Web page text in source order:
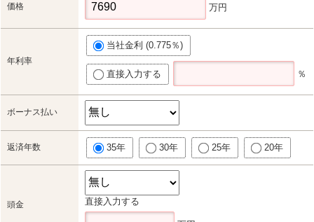
価格 万円
年利率
当社金利 (0.775％)
直接入力する ％
ボーナス払い
返済年数 35年 30年 25年 20年
頭金 直接入力する